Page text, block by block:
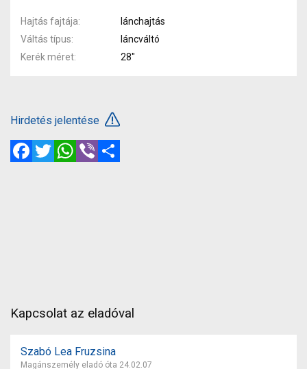
Hajtás fajtája
lánchajtás
Váltás típus
láncváltó
Kerék méret
28"
Hirdetés jelentése
FacebookTwitterWhatsApp
Viber
Kapcsolat az eladóval
Szabó Lea Fruzsina
Magánszemély eladó óta 24.02.07